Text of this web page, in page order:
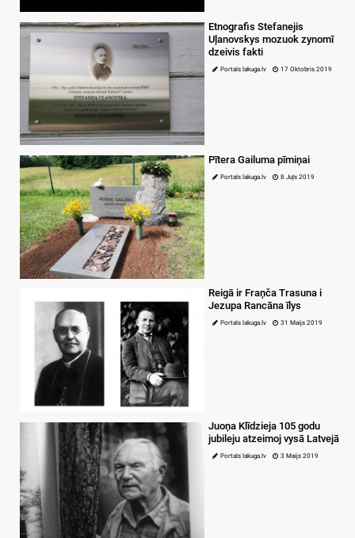
Etnografis Stefanejis
Uļanovskys mozuok zynomī
dzeivis fakti
Portals lakuga.lv 17 Oktobris 2019
Pītera Gailuma pīmiņai
Portals lakuga.lv 8 Juļs 2019
Reigā ir Fraņča Trasuna i
Jezupa Rancāna īlys
Portals lakuga.lv 31 Maijs 2019
Juoņa Klīdzieja 105 godu
jubileju atzeimoj vysā Latvejā
Portals lakuga.lv 3 Maijs 2019